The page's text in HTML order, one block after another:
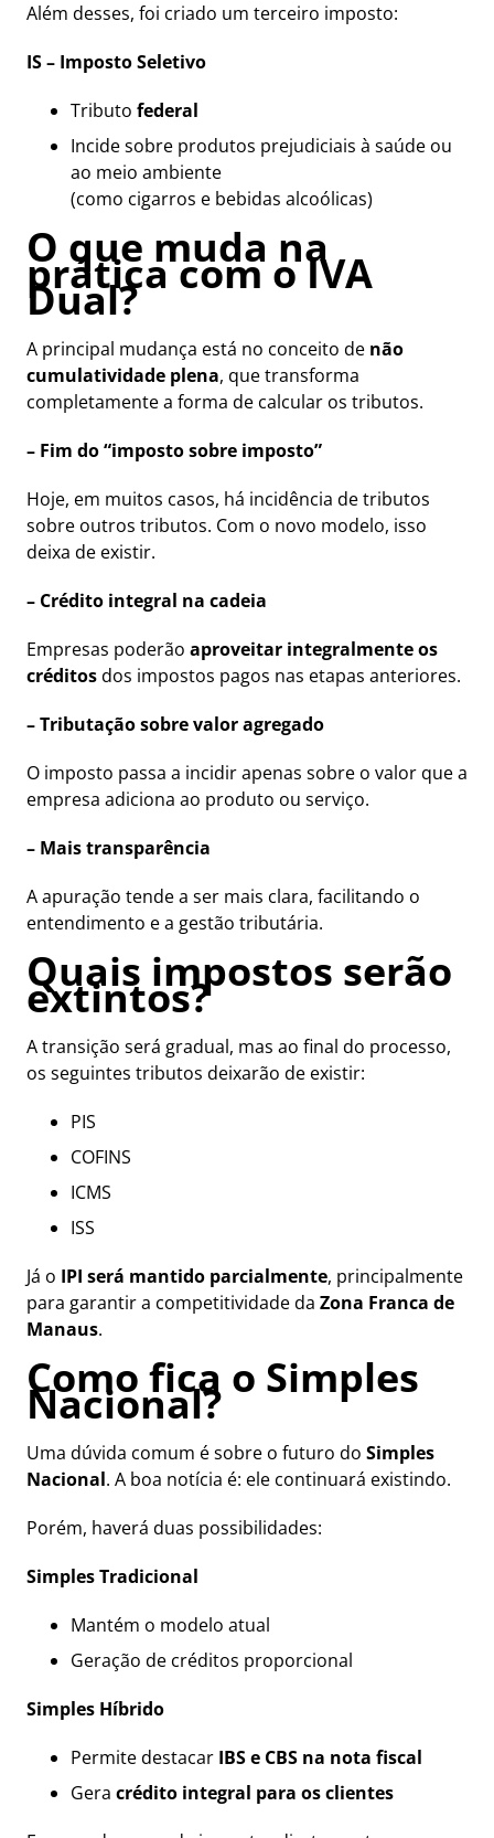
Além desses, foi criado um terceiro imposto:
IS – Imposto Seletivo
Tributo federal
Incide sobre produtos prejudiciais à saúde ou
ao meio ambiente
(como cigarros e bebidas alcoólicas)
O que muda na
prática com o IVA
Dual?
A principal mudança está no conceito de não
cumulatividade plena, que transforma
completamente a forma de calcular os tributos.
– Fim do “imposto sobre imposto”
Hoje, em muitos casos, há incidência de tributos
sobre outros tributos. Com o novo modelo, isso
deixa de existir.
– Crédito integral na cadeia
Empresas poderão aproveitar integralmente os
créditosdos impostos pagos nas etapas anteriores.
– Tributação sobre valor agregado
O imposto passa a incidir apenas sobre o valor que a
empresa adiciona ao produto ou serviço.
– Mais transparência
A apuração tende a ser mais clara, facilitando o
entendimento e a gestão tributária.
Quais impostos serão
extintos?
A transição será gradual, mas ao final do processo,
os seguintes tributos deixarão de existir:
PIS
COFINS
ICMS
ISS
Já o IPI será mantido parcialmente, principalmente
para garantir a competitividade da Zona Franca de
Manaus.
Como fica o Simples
Nacional?
Uma dúvida comum é sobre o futuro do Simples
Nacional. A boa notícia é: ele continuará existindo.
Porém, haverá duas possibilidades:
Simples Tradicional
Mantém o modelo atual
Geração de créditos proporcional
Simples Híbrido
Permite destacar IBS e CBS na nota fiscal
Gera crédito integral para os clientes